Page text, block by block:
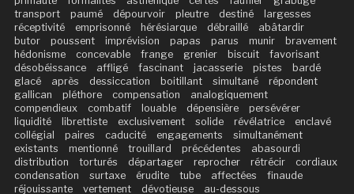
transport
paumé dépourvoir pleutre destiné
largesses
réceptivité
emprisonné hérésiarque débraillé
abâtardir
butor
poussent imprévision papas parus munir
bravement
hédonisme
concevable frange grenier biscuit
favorisant
désobéissance
affligé fascinant jacasserie pistes
bardé
glacé
après dessiccation boitillant simultané
répondent
gallican
pléthore compensation
analogiquement
compendieux
combatif louable dépensière
persévérer
liquidité
librettiste exclusivement solide révélatrice
enclavé
collégial
paires caducité engagements
simultanément
existants
mentionné trouillard précédentes
abasourdi
distribution
torturés départager reprocher rétrécir
cordiaux
condensation
surtaxe érudite tube affectées
finaude
réjouissante
vertement dévotieuse
au-dessous